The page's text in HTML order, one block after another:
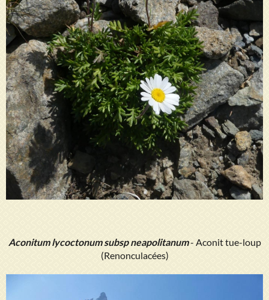
Aconitum lycoctonum subsp neapolitanum- Aconit tue-loup
(Renonculacées)